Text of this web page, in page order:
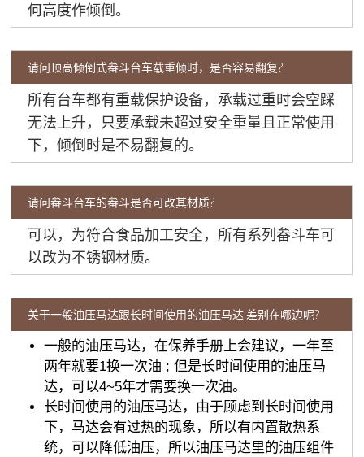
何高度作倾倒。
请问顶高倾倒式畚斗台车载重倾时，是否容易翻复?
所有台车都有重载保护设备，承载过重时会空踩
无法上升，只要承载未超过安全重量且正常使用
下，倾倒时是不易翻复的。
请问畚斗台车的畚斗是否可改其材质?
可以，为符合食品加工安全，所有系列畚斗车可
以改为不锈钢材质。
关于一般油压马达跟长时间使用的油压马达,差别在哪边呢?
一般的油压马达，在保养手册上会建议，一年至
两年就要1换一次油 ; 但是长时间使用的油压马
达，可以4~5年才需要换一次油。
长时间使用的油压马达，由于顾虑到长时间使用
下，马达会有过热的现象，所以有内置散热系
统，可以降低油压，所以油压马达里的油压组件